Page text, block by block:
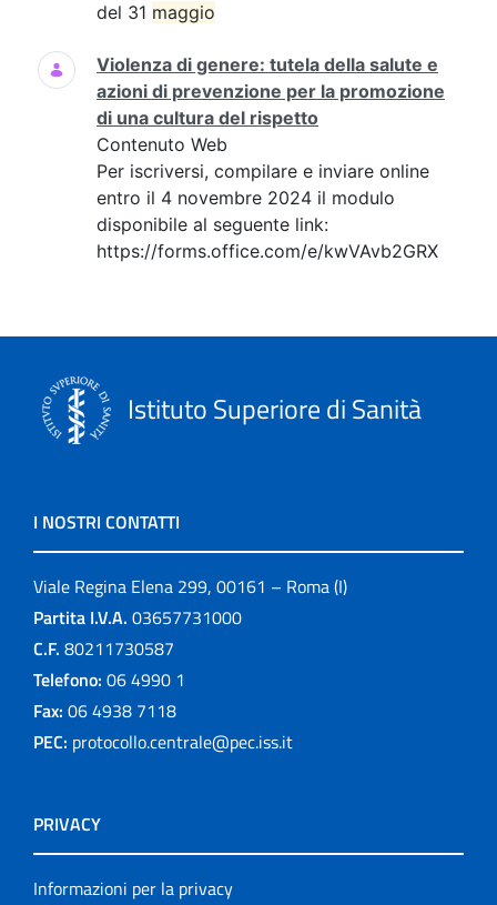
del 31 maggio
Violenza di genere: tutela della salute e
azioni di prevenzione per la promozione
di una cultura del rispetto
Contenuto Web
Per iscriversi, compilare e inviare online
entro il 4 novembre 2024 il modulo
disponibile al seguente link:
https://forms.office.com/e/kwVAvb2GRX
Istituto Superiore di Sanità
I NOSTRI CONTATTI
Viale Regina Elena 299, 00161 – Roma (I)
Partita I.V.A. 03657731000
C.F. 80211730587
Telefono: 06 4990 1
Fax: 06 4938 7118
PEC: protocollo.centrale@pec.iss.it
PRIVACY
Informazioni per la privacy